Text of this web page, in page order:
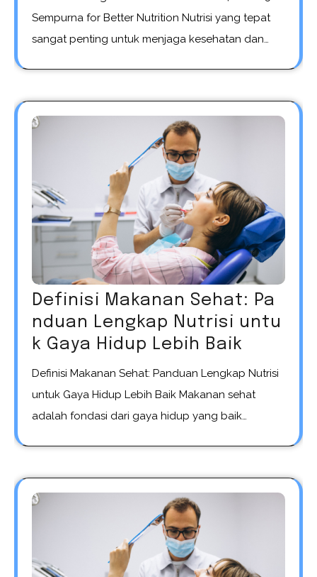
Sempurna for Better Nutrition Nutrisi yang tepat
sangat penting untuk menjaga kesehatan dan…
Definisi Makanan Sehat: Pa
nduan Lengkap Nutrisi untu
k Gaya Hidup Lebih Baik
Definisi Makanan Sehat: Panduan Lengkap Nutrisi
untuk Gaya Hidup Lebih Baik Makanan sehat
adalah fondasi dari gaya hidup yang baik…